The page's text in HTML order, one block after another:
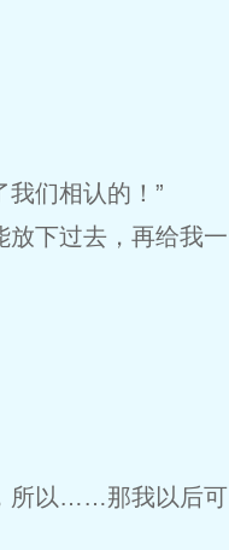
们相认的！”
放下过去，再给我一
所以……那我以后可